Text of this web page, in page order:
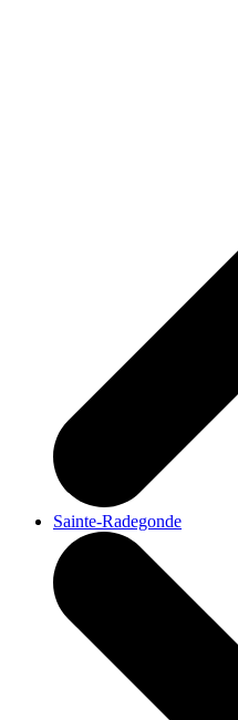
Sainte-Radegonde